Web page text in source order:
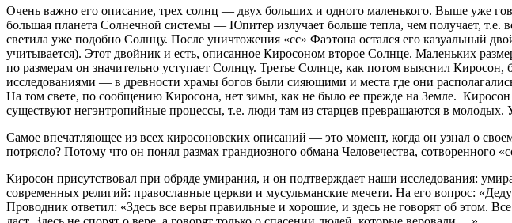
Очень важно его описание, трех солнц — двух больших и одного маленького. Выше уже
большая планета Солнечной системы — Юпитер излучает больше тепла, чем получает,
светила уже подобно Солнцу. После уничтожения «сс» Фаэтона остался его казуальный
учитывается). Этот двойник и есть, описанное Киросоном второе Солнце. Маленьких
по размерам он значительно уступает Солнцу. Третье Солнце, как потом выяснил
исследованиями — в древности храмы богов были сияющими и места где они
На том свете, по сообщению Киросона, нет зимы, как не было ее прежде на Земле.
существуют негэнтропийные процессы, т.е. люди там из старцев превращаются в
Самое впечатляющее из всех киросоновских описаний — это момент, когда он узнал о
потрясло? Потому что он понял размах грандиозного обмана Человечества, сотворенного
Киросон присутствовал при обряде умирания, и он подтверждает наши исследования:
современных религий: православные церкви и мусульманские мечети. На его вопрос:
Проводник ответил: «Здесь все веры правильные и хорошие, и здесь не говорят об этом.